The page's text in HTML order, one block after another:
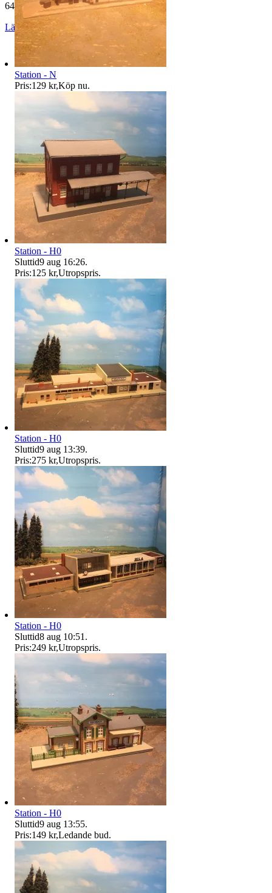
64 733 omdömen
Läs omdömen Följ
Station - N
Pris:129 kr,Köp nu.
Station - H0
Sluttid9 aug 16:26.
Pris:125 kr,Utropspris.
Station - H0
Sluttid9 aug 13:39.
Pris:275 kr,Utropspris.
Station - H0
Sluttid8 aug 10:51 .
Pris:249 kr,Utropspris.
Station - H0
Sluttid9 aug 13:55.
Pris:149 kr,Ledande bud.